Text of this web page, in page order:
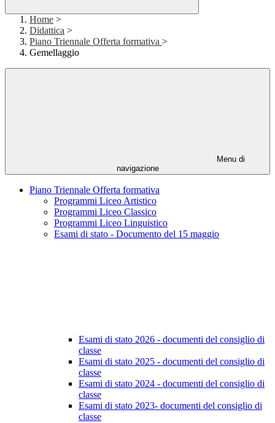
Home >
Didattica >
Piano Triennale Offerta formativa >
Gemellaggio
Menu di
navigazione
Piano Triennale Offerta formativa
Programmi Liceo Artistico
Programmi Liceo Classico
Programmi Liceo Linguistico
Esami di stato - Documento del 15 maggio
Esami di stato 2026 - documenti del consiglio di
classe
Esami di stato 2025 - documenti del consiglio di
classe
Esami di stato 2024 - documenti del consiglio di
classe
Esami di stato 2023- documenti del consiglio di
classe